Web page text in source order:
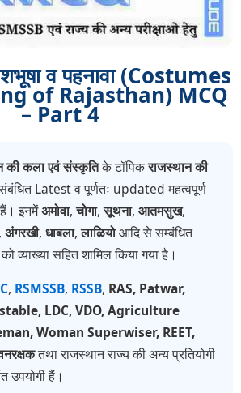
व पहनावा (Costumes
of Rajasthan) MCQ
– Part 4
की कला एवं संस्कृतिके टॉपिकराजस्थान की
Latest व पूर्णतः updated महत्वपूर्ण
हैं। इनमेंअमोवा,चोगा,सूथना, आतमसुख,
अंगरखी, धाबला,लाळियोआदि से सम्बंधित
व्याख्या सहित शामिल किया गया है।
, RSMSSB, RSSB, RAS, Patwar,
LDC, VDO, Agriculture
Woman Superwiser, REET,
तथा राजस्थान राज्य की अन्य प्रतियोगी
उपयोगी हैं।